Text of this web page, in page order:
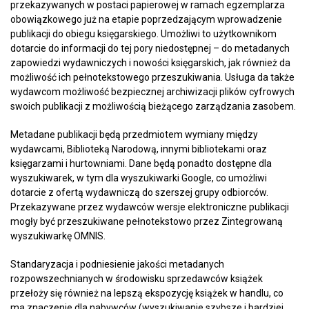
przekazywanych w postaci papierowej w ramach egzemplarza
obowiązkowego już na etapie poprzedzającym wprowadzenie
publikacji do obiegu księgarskiego. Umożliwi to użytkownikom
dotarcie do informacji do tej pory niedostępnej – do metadanych
zapowiedzi wydawniczych i nowości księgarskich, jak również da
możliwość ich pełnotekstowego przeszukiwania. Usługa da także
wydawcom możliwość bezpiecznej archiwizacji plików cyfrowych
swoich publikacji z możliwością bieżącego zarządzania zasobem.
Metadane publikacji będą przedmiotem wymiany między
wydawcami, Biblioteką Narodową, innymi bibliotekami oraz
księgarzami i hurtowniami. Dane będą ponadto dostępne dla
wyszukiwarek, w tym dla wyszukiwarki Google, co umożliwi
dotarcie z ofertą wydawniczą do szerszej grupy odbiorców.
Przekazywane przez wydawców wersje elektroniczne publikacji
mogły być przeszukiwane pełnotekstowo przez Zintegrowaną
wyszukiwarkę OMNIS.
Standaryzacja i podniesienie jakości metadanych
rozpowszechnianych w środowisku sprzedawców książek
przełoży się również na lepszą ekspozycję książek w handlu, co